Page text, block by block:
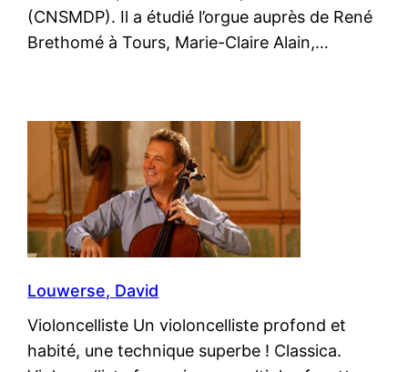
(CNSMDP). Il a étudié l’orgue auprès de René
Brethomé à Tours, Marie-Claire Alain,…
Louwerse, David
Violoncelliste Un violoncelliste profond et
habité, une technique superbe ! Classica.